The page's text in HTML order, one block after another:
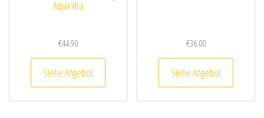
Aqua Vita
€44.90
Siehe Angebot
€36.00
Siehe Angebot